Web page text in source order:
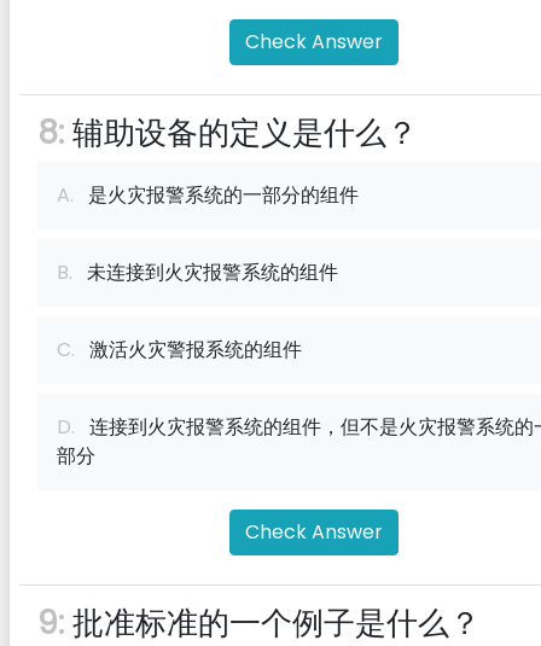
Check Answer
8:辅助设备的定义是什么？
A. 是火灾报警系统的一部分的组件
B. 未连接到火灾报警系统的组件
C. 激活火灾警报系统的组件
D. 连接到火灾报警系统的组件，但不是火灾报警系统的
部分
Check Answer
9:批准标准的一个例子是什么？